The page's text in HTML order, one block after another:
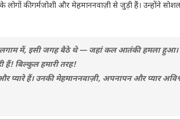
की गर्मजोशी और मेहमाननवाज़ी से जुड़ी हैं। उन्होंने सोशल
में, इसी जगह बैठे थे — जहां कल आतंकी हमला हुआ।
हैं! बिल्कुल हमारी तरह!
हैं। उनकी मेहमाननवाज़ी, अपनापन और प्यार